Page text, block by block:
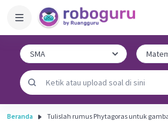
Beranda Tulislah rumus Phytagoras untuk